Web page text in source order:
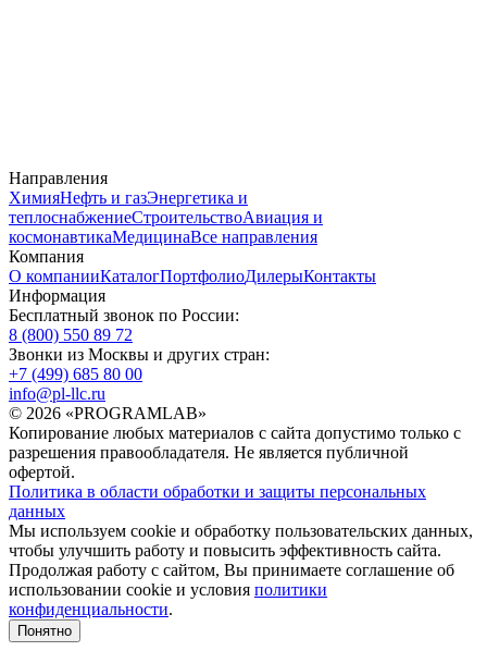
Направления
ХимияНефть и газЭнергетика и
теплоснабжениеСтроительствоАвиация и
космонавтикаМедицинаВсе направления
Компания
О компанииКаталогПортфолиоДилерыКонтакты
Информация
Бесплатный звонок по России:
8 (800) 550 89 72
Звонки из Москвы и других стран:
+7 (499) 685 80 00
info@pl-llc.ru
© 2026 «PROGRAMLAB»
Копирование любых материалов с сайта допустимо только с
разрешения правообладателя. Не является публичной
офертой.
Политика в области обработки и защиты персональных
данных
Мы используем cookie и обработку пользовательских данных,
чтобы улучшить работу и повысить эффективность сайта.
Продолжая работу с сайтом, Вы принимаете соглашение об
использовании cookie и условия политики
конфиденциальности.
Понятно